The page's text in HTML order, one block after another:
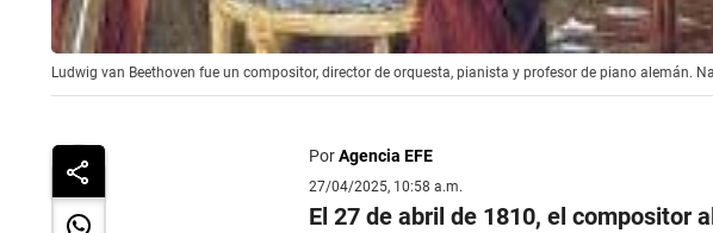
Ludwig van Beethoven​ fue un compositor, director de orquesta, pianista y profesor de piano alemán.
PorAgencia EFE
27/04/2025, 10:58 a.m.
El 27 de abril de 1810, el compositor